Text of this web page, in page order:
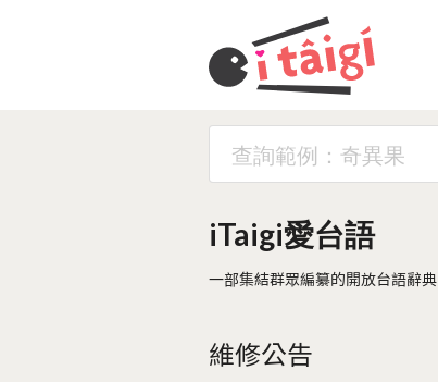
iTaigi愛台語
一部集結群眾編纂的開放台語辭典
維修公告